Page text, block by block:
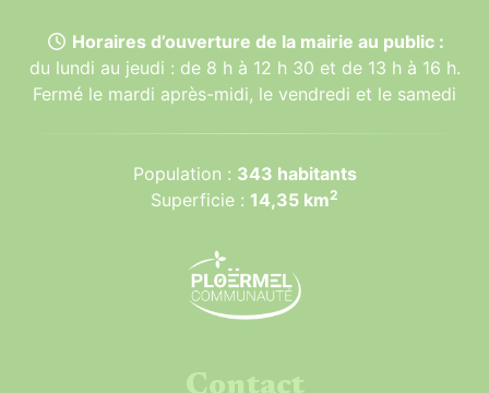
Horaires d’ouverture de la mairie au public :
du lundi au jeudi : de 8 h à 12 h 30 et de 13 h à 16 h.
Fermé le mardi après-midi, le vendredi et le samedi
Population : 343 habitants
Superficie : 14,35 km2
Contact